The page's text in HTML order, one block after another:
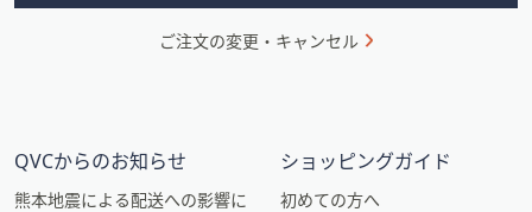
ご注文の変更・キャンセル
QVCからのお知らせ
熊本地震による配送への影響に
ショッピングガイド
初めての方へ